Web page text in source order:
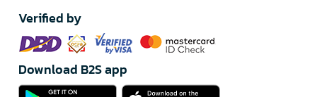
Verified by
Download B2S app